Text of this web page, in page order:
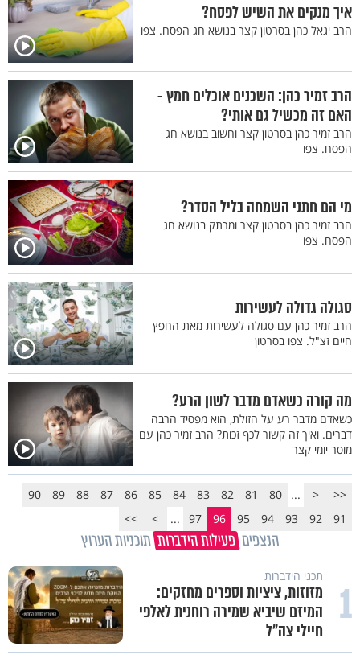
איך מנקים את השיש לפסח?
הרב יגאל כהן בסרטון קצר בנושא חג הפסח. צפו
הרב זמיר כהן: השכנים אוכלים חמץ -
האם זה מכשיל גם אותי?
הרב זמיר כהן בסרטון קצר וחשוב בנושא חג
הפסח. צפו
מי הם חתני השמחה בליל הסדר?
הרב זמיר כהן בסרטון קצר ומרתק בנושא חג
הפסח. צפו
סגולה גדולה לעשירות
הרב זמיר כהן עם סגולה לעשירות מאת החפץ
חיים זצ"ל. צפו בסרטון
מה קורה כשאדם מדבר לשון הרע?
כשאדם מדבר רע על הזולת, הוא מפסיד הרבה
דברים. ואיך זה קשור לכף זכות? הרב זמיר כהן עם
מוסר יומי קצר
<<
<
...
80
81
82
83
84
85
86
87
88
89
90
91
92
93
94
95
96
97
...
>
>>
הנצפים פעילות הידברות תוכניות הערוץ
1 תכני הידברות
מזוזות, ציציות וספרים מחזקים:
המיזם שיביא שמירה רוחנית לאלפי
חיילי צה"ל